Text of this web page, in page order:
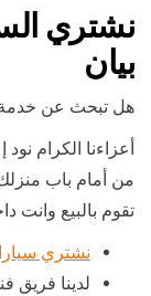
نشتري
بيان
هل تبحث عن خدمة
أعزاءنا الكرام
من أمام باب منزلك
تقوم بالبيع وانت
نشتري
لدينا فريق